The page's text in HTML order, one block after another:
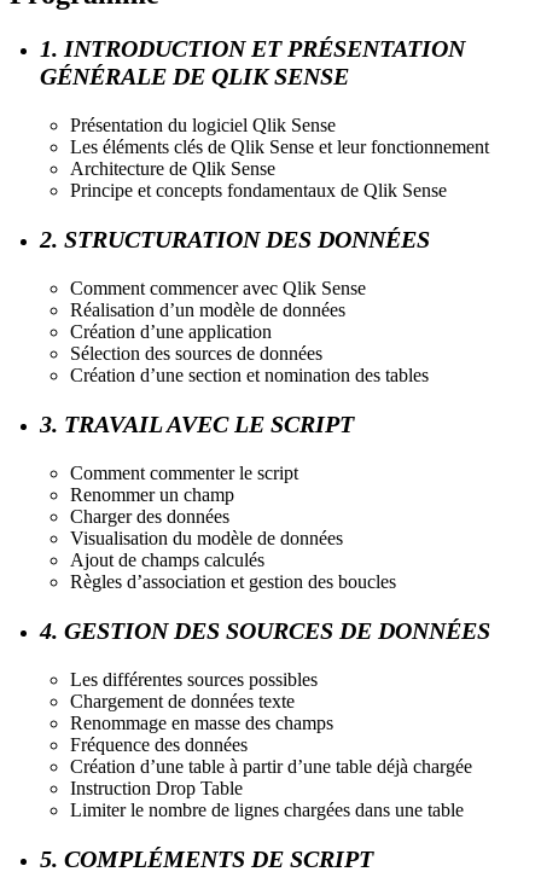
1. INTRODUCTION ET PRÉSENTATION
GÉNÉRALE DE QLIK SENSE
Présentation du logiciel Qlik Sense
Les éléments clés de Qlik Sense et leur fonctionnement
Architecture de Qlik Sense
Principe et concepts fondamentaux de Qlik Sense
2. STRUCTURATION DES DONNÉES
Comment commencer avec Qlik Sense
Réalisation d’un modèle de données
Création d’une application
Sélection des sources de données
Création d’une section et nomination des tables
3. TRAVAIL AVEC LE SCRIPT
Comment commenter le script
Renommer un champ
Charger des données
Visualisation du modèle de données
Ajout de champs calculés
Règles d’association et gestion des boucles
4. GESTION DES SOURCES DE DONNÉES
Les différentes sources possibles
Chargement de données texte
Renommage en masse des champs
Fréquence des données
Création d’une table à partir d’une table déjà chargée
Instruction Drop Table
Limiter le nombre de lignes chargées dans une table
5. COMPLÉMENTS DE SCRIPT